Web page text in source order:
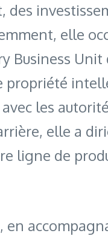
des
elle
Business Unit
propriété
les
elle a
ligne de
en